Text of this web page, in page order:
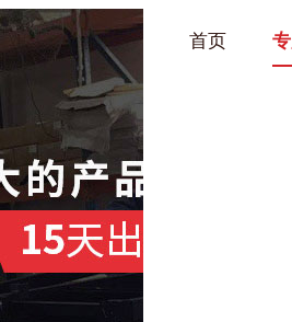
首页
麻豆MV在线观看架
丝车/纺丝车
乌龟车/平台车
钢板箱
货架系统
化纤纺织行业
化工行业